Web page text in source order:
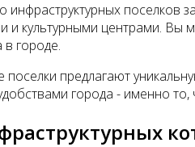
инфраструктурных поселков
и культурными центрами.
городе.
поселки предлагают
города - именно